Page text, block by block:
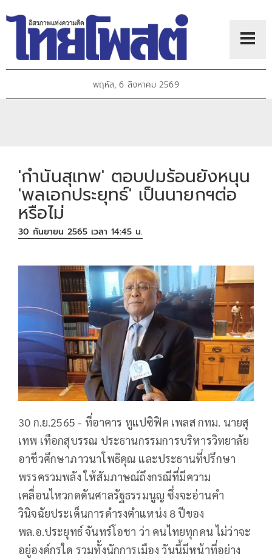
พฤหัส, 6 สิงหาคม 2569
'กำนันสุเทพ' ตอบปมร้อนยังหนุน
'พลเอกประยุทธ์' เป็นนายกฯต่อ
หรือไม่
30 กันยายน 2565 เวลา 14:45 น.
30 ก.ย.2565 - ที่อาคาร ทูแปซิฟิค เพลส กทม. นายสุ
เทพ เทือกสุบรรณ ประธานกรรมการบริหารวิทยาลัย
อาชีวศึกษาภาวนาโพธิคุณ และประธานที่ปรึกษา
พรรครวมพลัง ให้สัมภาษณ์ถึงกรณีที่มีความ
เคลื่อนไหวกดดันศาลรัฐธรรมนูญ ซึ่งจะอ่านคำ
วินิจฉัยประเด็นการดำรงตำแหน่ง 8 ปีของ
พล.อ.ประยุทธ์ จันทร์โอชา ว่า คนไทยทุกคน ไม่ว่าจะ
อยู่องค์กรใด รวมทั้งนักการเมือง วันนี้มีหน้าที่อย่าง